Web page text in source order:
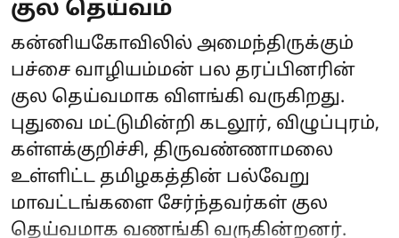
குல தெய்வம்
கன்னியகோவிலில் அமைந்திருக்கும்
பச்சை வாழியம்மன் பல தரப்பினரின்
குல தெய்வமாக விளங்கி வருகிறது.
புதுவை மட்டுமின்றி கடலூர், விழுப்புரம்,
கள்ளக்குறிச்சி, திருவண்ணாமலை
உள்ளிட்ட தமிழகத்தின் பல்வேறு
மாவட்டங்களை சேர்ந்தவர்கள் குல
தெய்வமாக வணங்கி வருகின்றனர்.